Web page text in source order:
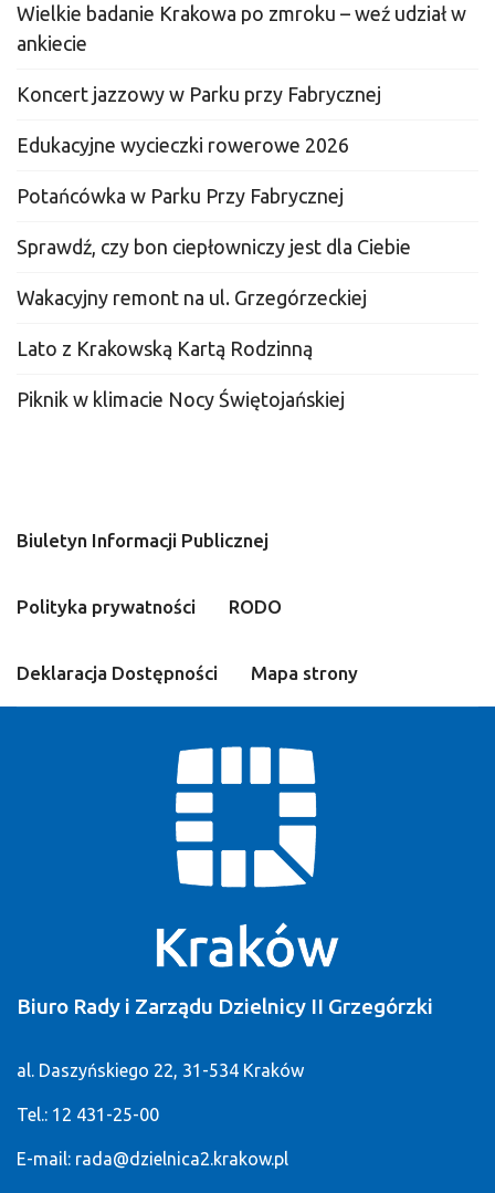
Wielkie badanie Krakowa po zmroku – weź udział w
ankiecie
Koncert jazzowy w Parku przy Fabrycznej
Edukacyjne wycieczki rowerowe 2026
Potańcówka w Parku Przy Fabrycznej
Sprawdź, czy bon ciepłowniczy jest dla Ciebie
Wakacyjny remont na ul. Grzegórzeckiej
Lato z Krakowską Kartą Rodzinną
Piknik w klimacie Nocy Świętojańskiej
Biuletyn Informacji Publicznej
Polityka prywatności RODO
Deklaracja Dostępności Mapa strony
Biuro Rady i Zarządu Dzielnicy II Grzegórzki
al. Daszyńskiego 22, 31-534 Kraków
Tel.: 12 431-25-00
E-mail: rada@dzielnica2.krakow.pl